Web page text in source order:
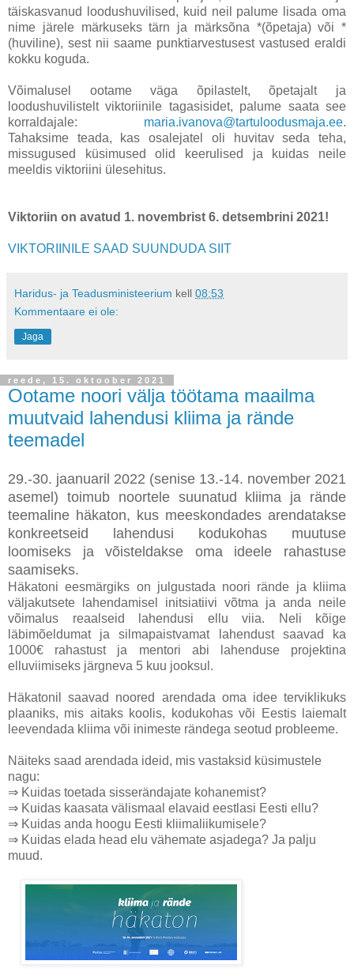
täiskasvanud loodushuvilised, kuid neil palume lisada oma
nime järele märkuseks tärn ja märksõna *(õpetaja) või *
(huviline), sest nii saame punktiarvestusest vastused eraldi
kokku koguda.
Võimalusel ootame väga õpilastelt, õpetajalt ja
loodushuvilistelt viktoriinile tagasisidet, palume saata see
korraldajale: maria.ivanova@tartuloodusmaja.ee.
Tahaksime teada, kas osalejatel oli huvitav seda teha,
missugused küsimused olid keerulised ja kuidas neile
meeldis viktoriini ülesehitus.
Viktoriin on avatud 1. novembrist 6. detsembrini 2021!
VIKTORIINILE SAAD SUUNDUDA SIIT
Haridus- ja Teadusministeerium kell 08:53
Kommentaare ei ole:
Jaga
reede, 15. oktoober 2021
Ootame noori välja töötama maailma
muutvaid lahendusi kliima ja rände
teemadel
29.-30. jaanuaril 2022 (senise 13.-14. november 2021
asemel) toimub noortele suunatud kliima ja rände
teemaline häkaton, kus meeskondades arendatakse
konkreetseid lahendusi kodukohas muutuse
loomiseks ja võisteldakse oma ideele rahastuse
saamiseks.
Häkatoni eesmärgiks on julgustada noori rände ja kliima
väljakutsete lahendamisel initsiatiivi võtma ja anda neile
võimalus reaalseid lahendusi ellu viia. Neli kõige
läbimõeldumat ja silmapaistvamat lahendust saavad ka
1000€ rahastust ja mentori abi lahenduse projektina
elluviimiseks järgneva 5 kuu jooksul.
Häkatonil saavad noored arendada oma idee terviklikuks
plaaniks, mis aitaks koolis, kodukohas või Eestis laiemalt
leevendada kliima või inimeste rändega seotud probleeme.
Näiteks saad arendada ideid, mis vastaksid küsimustele
nagu:
⇒ Kuidas toetada sisserändajate kohanemist?
⇒ Kuidas kaasata välismaal elavaid eestlasi Eesti ellu?
⇒ Kuidas anda hoogu Eesti kliimaliikumisele?
⇒ Kuidas elada head elu vähemate asjadega? Ja palju
muud.